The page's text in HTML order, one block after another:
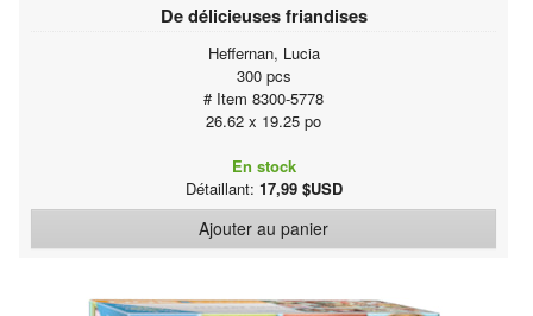
De délicieuses friandises
Heffernan, Lucia
300 pcs
# Item 8300-5778
26.62 x 19.25 po
En stock
Détaillant: 17,99 $USD
Ajouter au panier